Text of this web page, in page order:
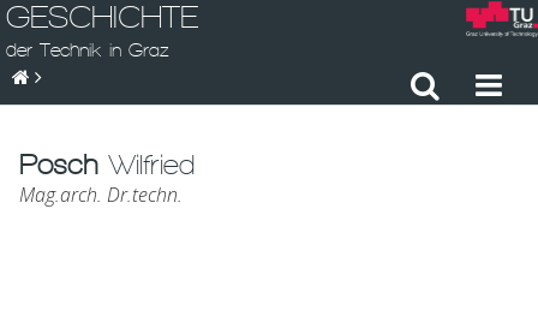
GESCHICHTE
der Technik in Graz
Posch Wilfried
Mag.arch. Dr.techn.